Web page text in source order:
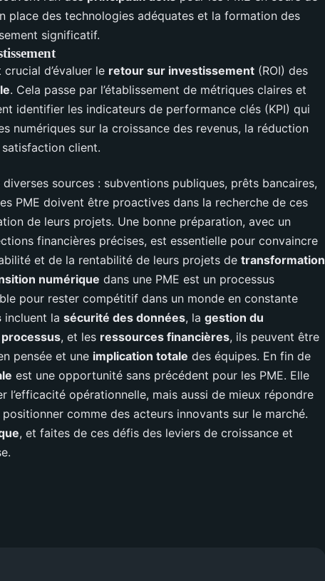
place des technologies adéquates et la formation des
significatif.
d’évaluer le retour sur investissement (ROI) des
. Cela passe par l’établissement de métriques claires et
identifier les indicateurs de performance clés (KPI) qui
numériques sur la croissance des revenus, la réduction
client.
sources : subventions publiques, prêts bancaires,
PME doivent être proactives dans la recherche de ces
de leurs projets. Une bonne préparation, avec un
financières précises, est essentielle pour convaincre
et de la rentabilité de leurs projets de transformation
numérique dans une PME est un processus
pour rester compétitif dans un monde en constante
incluent la sécurité des données, la gestion du
, et les ressources financières, ils peuvent être
pensée et une implication totale des équipes. En fin de
est une opportunité sans précédent pour les PME. Elle
l’efficacité opérationnelle, mais aussi de mieux répondre
comme des acteurs innovants sur le marché.
, et faites de ces défis des leviers de croissance et